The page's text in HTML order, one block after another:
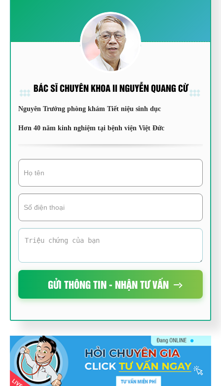
BÁC SĨ CHUYÊN KHOA II NGUYỄN QUANG CỪ
Nguyên Trưởng phòng khám Tiết niệu sinh dục
Hơn 40 năm kinh nghiệm tại bệnh viện Việt Đức
GỬI THÔNG TIN - NHẬN TƯ VẤN